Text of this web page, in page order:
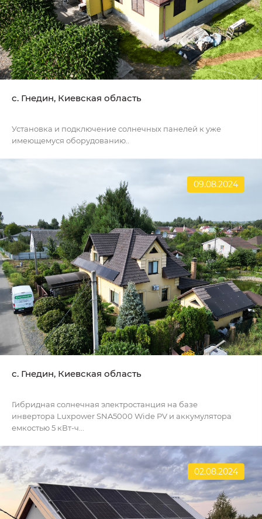
c. Гнедин, Киевская область
Установка и подключение солнечных панелей к уже
имеющемуся оборудованию..
09.08.2024
с. Гнедин, Киевская область
Гибридная солнечная электростанция на базе
инвертора Luxpower SNA5000 Wide PV и аккумулятора
емкостью 5 кВт-ч...
02.08.2024